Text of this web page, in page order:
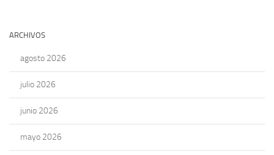
ARCHIVOS
agosto 2026
julio 2026
junio 2026
mayo 2026